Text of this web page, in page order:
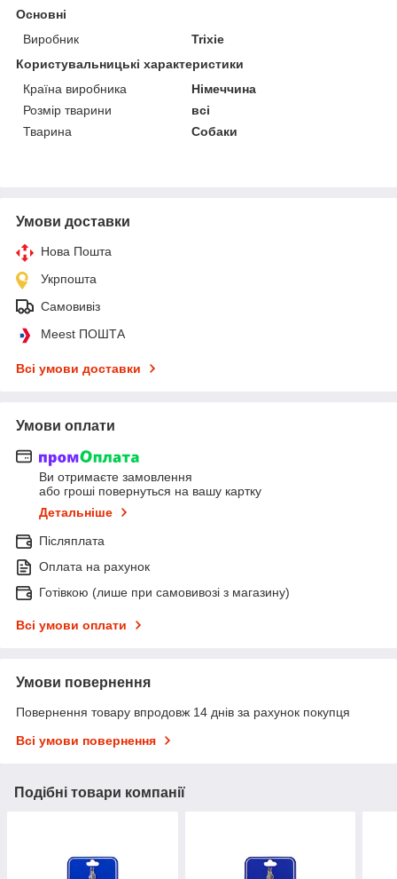
Основні
Виробник
Trixie
Користувальницькі характеристики
Країна виробника
Німеччина
Розмір тварини
всі
Тварина
Собаки
Умови доставки
Нова Пошта
Укрпошта
Самовивіз
Meest ПОШТА
Всі умови доставки
Умови оплати
Ви отримаєте замовлення
або гроші повернуться на вашу картку
Детальніше
Післяплата
Оплата на рахунок
Готівкою (лише при самовивозі з магазину)
Всі умови оплати
Умови повернення
Повернення товару впродовж 14 днів за рахунок покупця
Всі умови повернення
Подібні товари компанії